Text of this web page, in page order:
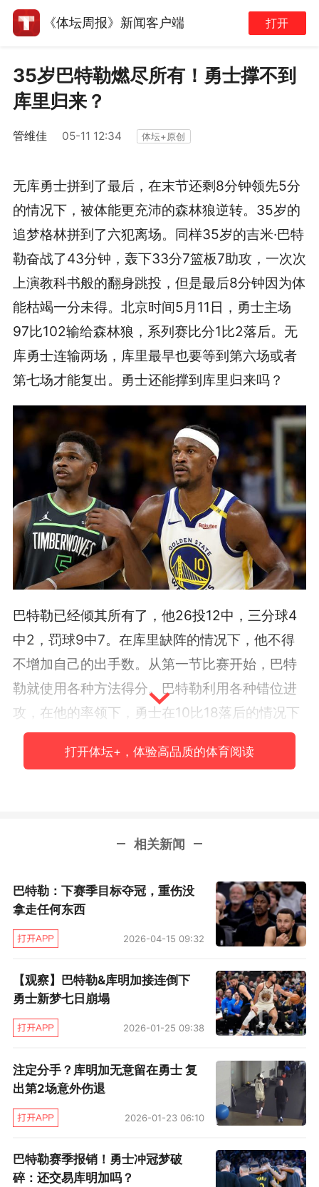
《体坛周报》新闻客户端 打开
35岁巴特勒燃尽所有！勇士撑不到
库里归来？
管维佳 05-11 12:34 体坛+原创
无库勇士拼到了最后，在末节还剩8分钟领先5分
的情况下，被体能更充沛的森林狼逆转。35岁的
追梦格林拼到了六犯离场。同样35岁的吉米·巴特
勒奋战了43分钟，轰下33分7篮板7助攻，一次次
上演教科书般的翻身跳投，但是最后8分钟因为体
能枯竭一分未得。北京时间5月11日，勇士主场
97比102输给森林狼，系列赛比分1比2落后。无
库勇士连输两场，库里最早也要等到第六场或者
第七场才能复出。勇士还能撑到库里归来吗？
巴特勒已经倾其所有了，他26投12中，三分球4
中2，罚球9中7。在库里缺阵的情况下，他不得
不增加自己的出手数。从第一节比赛开始，巴特
勒就使用各种方法得分。巴特勒利用各种错位进
攻，在他的率领下，勇士在10比18落后的情况下
追回了比分。第一节末尾，他连得6分，将比分改
写成21平。巴特勒第一节独取11分。
比19，半场比赛42比40领先森林狼。巴特勒第二
勇士向来擅长打第三节的比赛，即便没有库里，
这一战他们在第三节仍然比分占优。巴特勒在第
节打出31比29，领先4分进入末节的决战。
巴特勒接到追梦助攻投进一记三分球，接着制造
勇士82比77领先森林狼5分。
但这是巴特勒本场比赛最后一次得分，他的得分
定格在了33分。35岁的巴特勒这样拼杀太辛苦
了，他不仅砍下30+，还要兼顾组织进攻和防
守。随后的比赛，巴特勒4投0中，他只能眼睁睁
打开体坛+，体验高品质的体育阅读
相关新闻
巴特勒：下赛季目标夺冠，重伤没
拿走任何东西
2026-04-15 09:32
【观察】巴特勒&库明加接连倒下
勇士新梦七日崩塌
2026-01-25 09:38
注定分手？库明加无意留在勇士 复
出第2场意外伤退
2026-01-23 06:10
巴特勒赛季报销！勇士冲冠梦破
碎：还交易库明加吗？